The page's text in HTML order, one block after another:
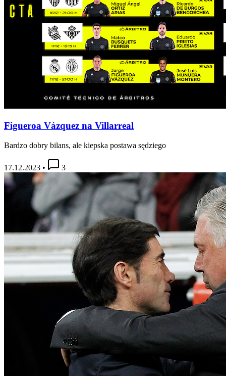
Figueroa Vázquez na Villarreal
Bardzo dobry bilans, ale kiepska postawa sędziego
17.12.2023 • 3